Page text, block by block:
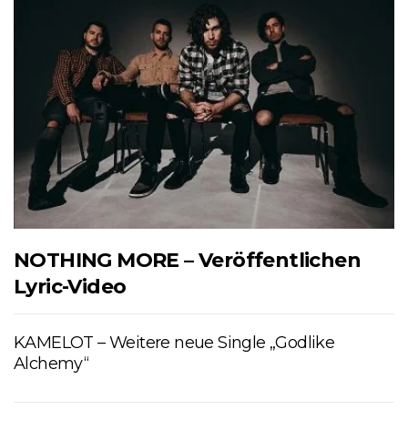
NOTHING MORE – Veröffentlichen
Lyric-Video
KAMELOT – Weitere neue Single „Godlike
Alchemy“